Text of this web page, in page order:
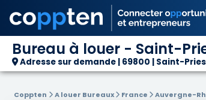
Bureau à louer - Saint-
Adresse sur demande | 69800 | Saint-
Coppten A louer Bureaux France Auvergne-